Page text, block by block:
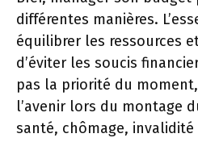
différentes manières.
équilibrer les ressources
d’éviter les soucis
pas la priorité du
l’avenir lors du montage
santé, chômage,